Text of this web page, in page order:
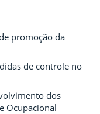
promoção da
de controle no
dos
Ocupacional